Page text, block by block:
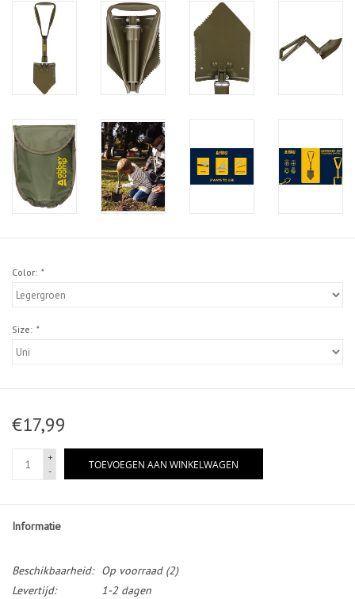
Color: *
Size: *
€17,99
+
-
TOEVOEGEN AAN WINKELWAGEN
Informatie
Beschikbaarheid: Op voorraad(2)
Levertijd:
1-2 dagen